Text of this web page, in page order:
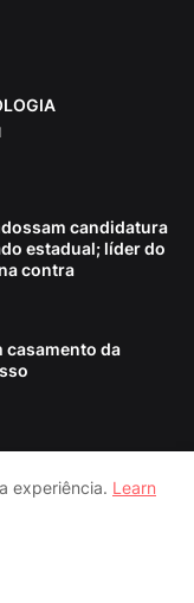
candidatura
estadual; líder do
contra
casamento da
experiência. Learn